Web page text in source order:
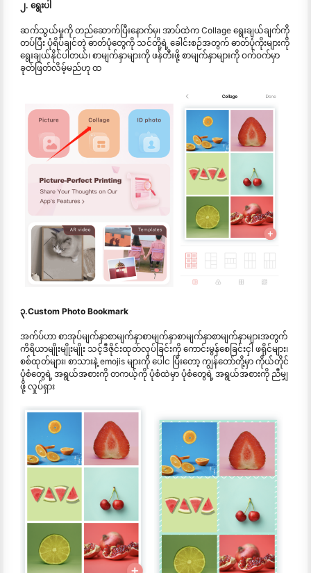
၂. ရွေးပါ
ဆက်သွယ်မှုကို တည်ဆောက်ပြီးနောက်မှ၊ အာပ်ထဲက Collage ရွေးချယ်ချက်ကို
တပ်ပြီး ပုံရိပ်ချင်တဲ့ ဓာတ်ပုံတွေကို သင်တို့ရဲ့ ခေါင်းစဉ်အတွက် ဓာတ်ပုံကိုးများကို
ရွေးချယ်နိုင်ပါတယ်၊ စာမျက်နှာများကို ဖန်တီးဖို့ စာမျက်နှာများကို ဝက်ဝက်မှာ
ခုတ်ဖြတ်လိမ့်မည်ဟု ထ
၃.Custom Photo Bookmark
အက်ပ်ဟာ စာအုပ်မျက်နှာစာမျက်နှာစာမျက်နှာစာမျက်နှာစာမျက်နှာများအတွက်
ကိရိယာမျိုးမျိုးမျိုး သင့်ဒီဇိုင်းထုတ်လုပ်ခြင်းကို ကောင်းမွန်စေခြင်းငှါ ဖရိုင်များ၊
စစ်ထုတ်များ၊ စာသားနဲ့ emojis များကို ပေါင ပြီးတော့ ကျွန်တော်တို့မှာ ကိုယ်တိုင်
ပုံစံတွေရဲ့ အရွယ်အစားကို တကယ့်ကို ပုံစံထဲမှာ ပုံစံတွေရဲ့ အရွယ်အစားကို ညီမျှ
ဖို့ လှုပ်ရှား